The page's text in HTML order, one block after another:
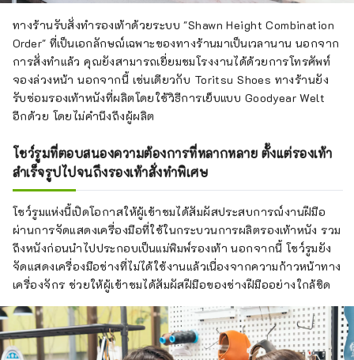
ทางร้านรับสั่งทำรองเท้าด้วยระบบ "Shawn Height Combination
Order" ที่เป็นเอกลักษณ์เฉพาะของทางร้านมาเป็นเวลานาน นอกจาก
การสั่งทำแล้ว คุณยังสามารถเยี่ยมชมโรงงานได้ด้วยการโทรศัพท์
จองล่วงหน้า นอกจากนี้ เช่นเดียวกับ Toritsu Shoes ทางร้านยัง
รับซ่อมรองเท้าหนังที่ผลิตโดยใช้วิธีการเย็บแบบ Goodyear Welt
อีกด้วย โดยไม่คำนึงถึงผู้ผลิต
โชว์รูมที่ตอบสนองความต้องการที่หลากหลาย ตั้งแต่รองเท้า
สำเร็จรูปไปจนถึงรองเท้าสั่งทำพิเศษ
โชว์รูมแห่งนี้เปิดโอกาสให้ผู้เข้าชมได้สัมผัสประสบการณ์งานฝีมือ
ผ่านการจัดแสดงเครื่องมือที่ใช้ในกระบวนการผลิตรองเท้าหนัง รวม
ถึงหนังก่อนนำไปประกอบเป็นแม่พิมพ์รองเท้า นอกจากนี้ โชว์รูมยัง
จัดแสดงเครื่องมือช่างที่ไม่ได้ใช้งานแล้วเนื่องจากความก้าวหน้าทาง
เครื่องจักร ช่วยให้ผู้เข้าชมได้สัมผัสฝีมือของช่างฝีมืออย่างใกล้ชิด